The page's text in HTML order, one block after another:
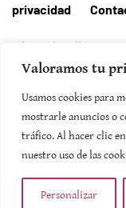
Valoramos tu
Usamos cookies para
mostrarle anuncios o
tráfico. Al hacer clic
nuestro uso de las
Personalizar
privacidad
Editorial MallorcaHora